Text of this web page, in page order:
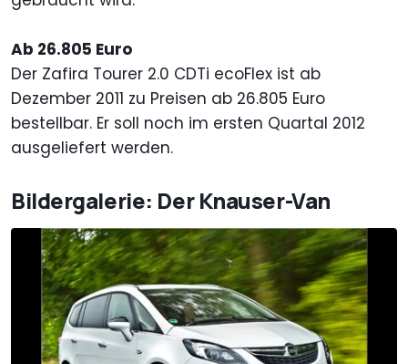
Ab 26.805 Euro
Der Zafira Tourer 2.0 CDTi ecoFlex ist ab
Dezember 2011 zu Preisen ab 26.805 Euro
bestellbar. Er soll noch im ersten Quartal 2012
ausgeliefert werden.
Bildergalerie: Der Knauser-Van